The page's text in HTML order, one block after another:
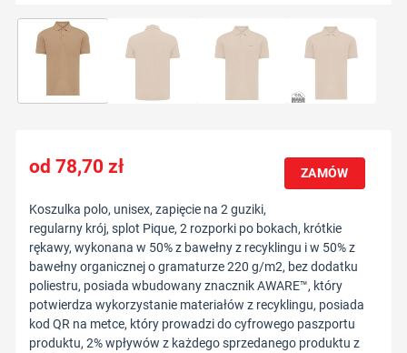
78,70zł ZAMÓW
Koszulka polo, unisex, zapięcie na 2 guziki,
regularny krój, splot Pique, 2 rozporki po bokach, krótkie
rękawy, wykonana w 50% z bawełny z recyklingu i w 50% z
bawełny organicznej o gramaturze 220 g/m2, bez dodatku
poliestru, posiada wbudowany znacznik AWARE™, który
potwierdza wykorzystanie materiałów z recyklingu, posiada
kod QR na metce, który prowadzi do cyfrowego paszportu
produktu, 2% wpływów z każdego sprzedanego produktu z